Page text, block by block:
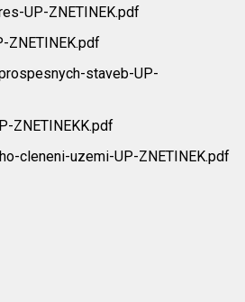
UP-ZNETINEK.pdf
ZNETINEK.pdf
staveb-UP-
ZNETINEKK.pdf
cleneni-uzemi-UP-ZNETINEK.pdf